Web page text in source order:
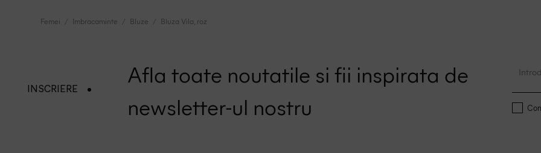
Femei Imbracaminte Bluze Bluza Vila, roz
INSCRIERE
Afla toate noutatile si fii inspirata de
newsletter-ul nostru